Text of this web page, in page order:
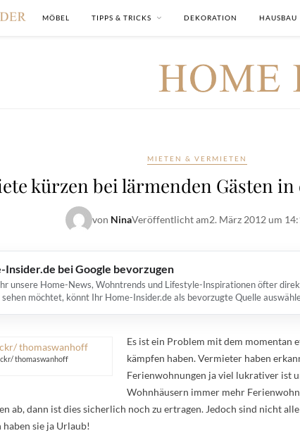
MÖBEL TIPPS & TRICKS DEKORATION HAUSBAU
MIETEN & VERMIETEN
kürzen bei lärmenden Gästen
von NinaVeröffentlicht am2. März 2012 um
Insider.de bei Google bevorzugen
unsere Home-News, Wohntrends und Lifestyle-Inspirationen öfter
sehen möchtet, könnt Ihr Home-Insider.de als bevorzugte Quelle
thomaswanhoff
Es ist ein Problem mit dem momentan
kämpfen haben. Vermieter haben
Ferienwohnungen ja viel lukrativer ist
Wohnhäusern immer mehr
ab, dann ist dies sicherlich noch zu ertragen. Jedoch sind nicht
sie ja Urlaub!